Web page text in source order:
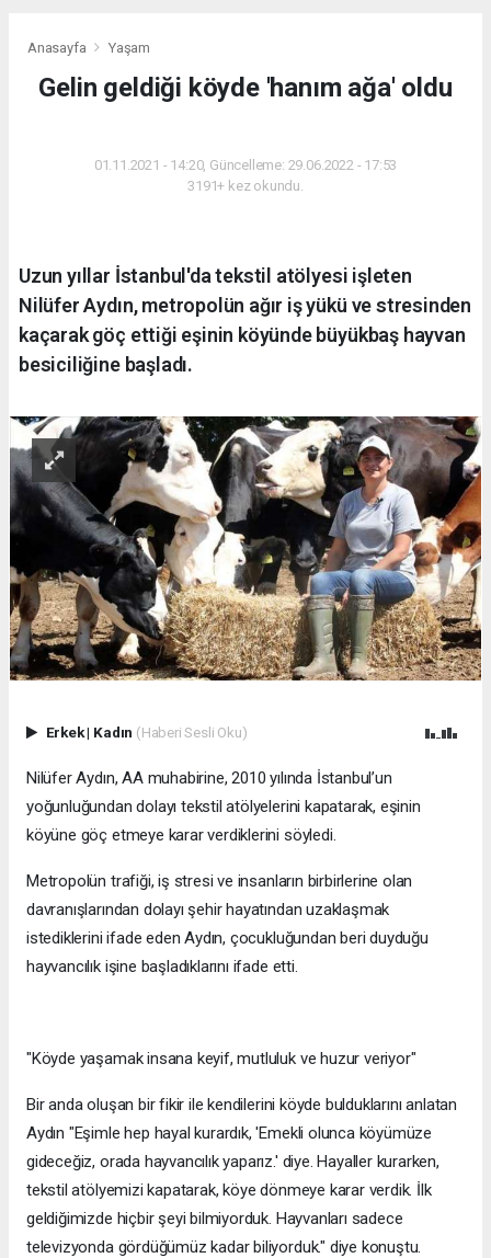
Anasayfa Yaşam
Gelin geldiği köyde 'hanım ağa' oldu
01.11.2021 - 14:20, Güncelleme: 29.06.2022 - 17:53
3191+ kez okundu.
Uzun yıllar İstanbul'da tekstil atölyesi işleten
Nilüfer Aydın, metropolün ağır iş yükü ve stresinden
kaçarak göç ettiği eşinin köyünde büyükbaş hayvan
besiciliğine başladı.
Erkek| Kadın (Haberi Sesli Oku)
Nilüfer Aydın, AA muhabirine, 2010 yılında İstanbul’un
yoğunluğundan dolayı tekstil atölyelerini kapatarak, eşinin
köyüne göç etmeye karar verdiklerini söyledi.
Metropolün trafiği, iş stresi ve insanların birbirlerine olan
davranışlarından dolayı şehir hayatından uzaklaşmak
istediklerini ifade eden Aydın, çocukluğundan beri duyduğu
hayvancılık işine başladıklarını ifade etti.
"Köyde yaşamak insana keyif, mutluluk ve huzur veriyor"
Bir anda oluşan bir fikir ile kendilerini köyde bulduklarını anlatan
Aydın "Eşimle hep hayal kurardık, 'Emekli olunca köyümüze
gideceğiz, orada hayvancılık yaparız.' diye. Hayaller kurarken,
tekstil atölyemizi kapatarak, köye dönmeye karar verdik. İlk
geldiğimizde hiçbir şeyi bilmiyorduk. Hayvanları sadece
televizyonda gördüğümüz kadar biliyorduk." diye konuştu.